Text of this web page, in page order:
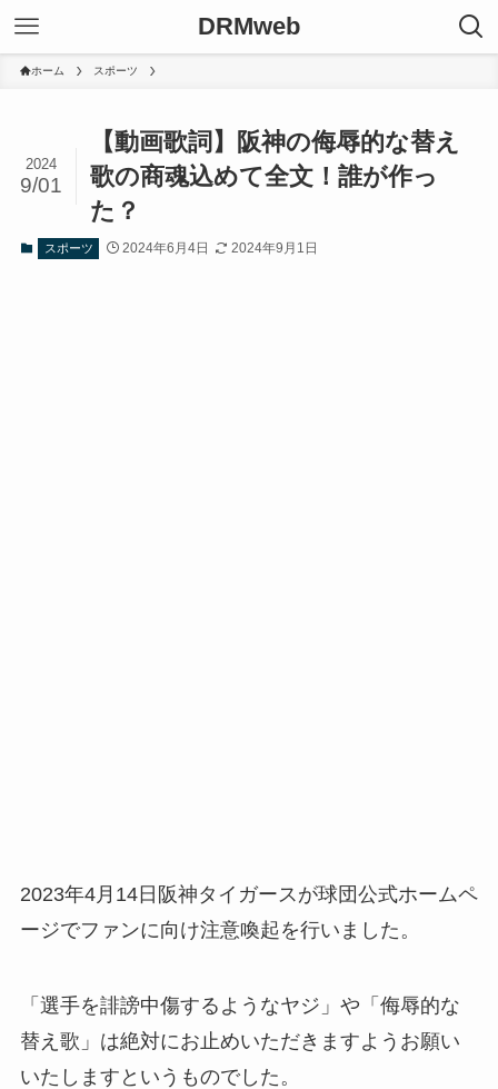
DRMweb
ホーム スポーツ
【動画歌詞】阪神の侮辱的な替え
歌の商魂込めて全文！誰が作っ
た？
2024
9/01
スポーツ 2024年6月4日 2024年9月1日
2023年4月14日阪神タイガースが球団公式ホームペ
ージでファンに向け注意喚起を行いました。
「選手を誹謗中傷するようなヤジ」や「侮辱的な
替え歌 」は絶対にお止めいただきますようお願い
いたしますというものでした。